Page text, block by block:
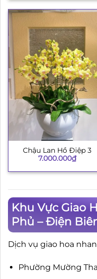
Chậu Lan Hồ Điệp 3
7.000.000₫
Khu Vực Giao
Phủ – Điện
Dịch vụ giao hoa
Phường Mường